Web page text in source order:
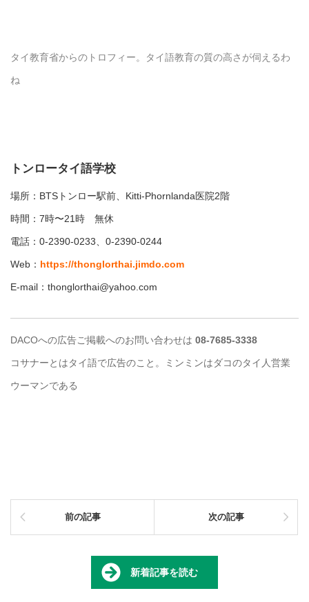
タイ教育省からのトロフィー。タイ語教育の質の高さが伺えるわ
ね
トンロータイ語学校
場所：BTSトンロー駅前、Kitti-Phornlanda医院2階
時間：7時〜21時 無休
電話：0-2390-0233、0-2390-0244
Web： https://thonglorthai.jimdo.com
E-mail：thonglorthai@yahoo.com
DACOへの広告ご掲載へのお問い合わせは 08-7685-3338
コサナーとはタイ語で広告のこと。ミンミンはダコのタイ人営業
ウーマンである
前の記事 次の記事
新着記事を読む